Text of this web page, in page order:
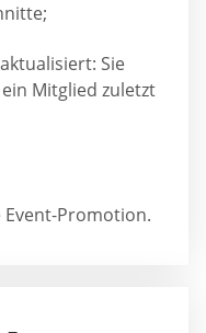
Sie
Mitglied zuletzt
Promotion.